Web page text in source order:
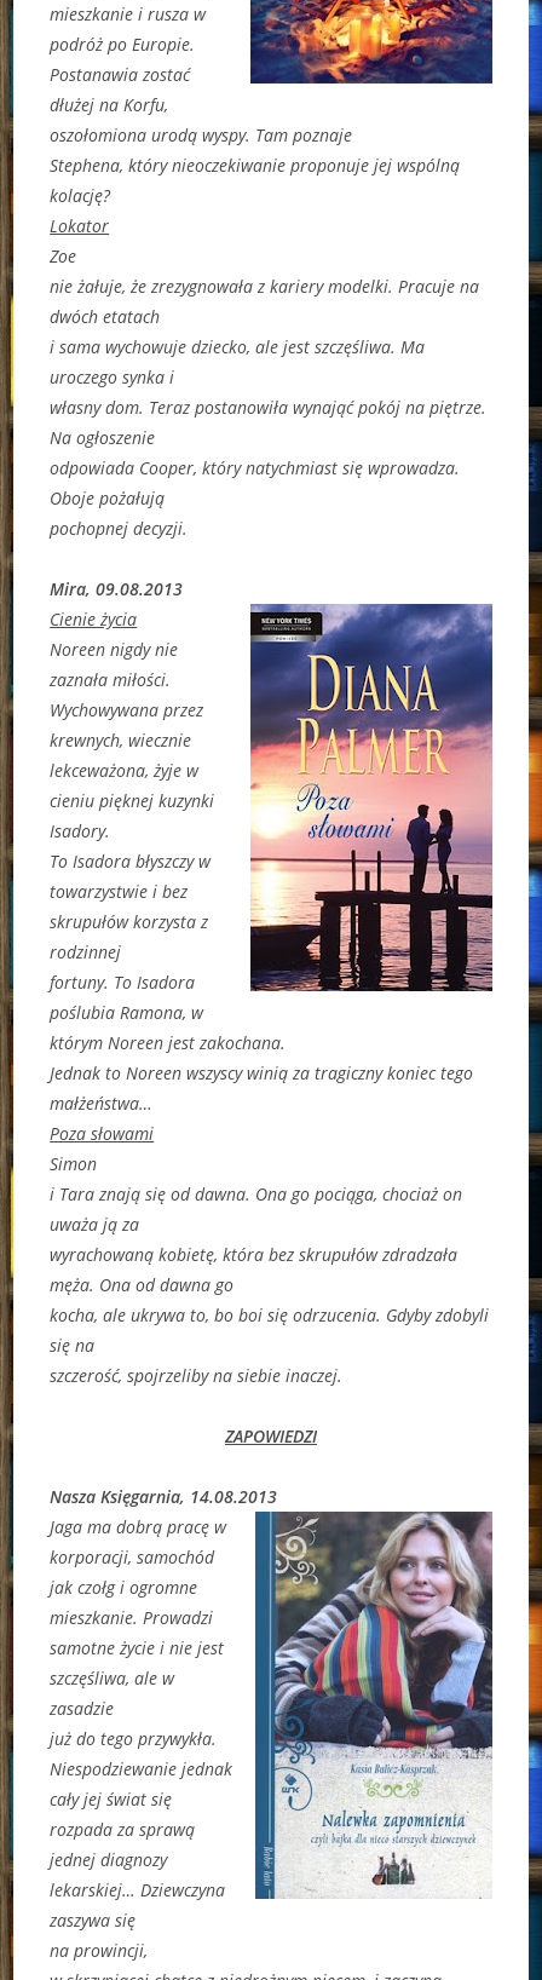
mieszkanie i rusza w
podróż po Europie.
Postanawia zostać
dłużej na Korfu,
oszołomiona urodą wyspy. Tam poznaje
Stephena, który nieoczekiwanie proponuje jej wspólną
kolację?
Lokator
Zoe
nie żałuje, że zrezygnowała z kariery modelki. Pracuje na
dwóch etatach
i sama wychowuje dziecko, ale jest szczęśliwa. Ma
uroczego synka i
własny dom. Teraz postanowiła wynająć pokój na piętrze.
Na ogłoszenie
odpowiada Cooper, który natychmiast się wprowadza.
Oboje pożałują
pochopnej decyzji.
Mira, 09.08.2013
Cienie życia
Noreen nigdy nie
zaznała miłości.
Wychowywana przez
krewnych, wiecznie
lekceważona, żyje w
cieniu pięknej kuzynki
Isadory.
To Isadora błyszczy w
towarzystwie i bez
skrupułów korzysta z
rodzinnej
fortuny. To Isadora
poślubia Ramona, w
którym Noreen jest zakochana.
Jednak to Noreen wszyscy winią za tragiczny koniec tego
małżeństwa…
Poza słowami
Simon
i Tara znają się od dawna. Ona go pociąga, chociaż on
uważa ją za
wyrachowaną kobietę, która bez skrupułów zdradzała
męża. Ona od dawna go
kocha, ale ukrywa to, bo boi się odrzucenia. Gdyby zdobyli
się na
szczerość, spojrzeliby na siebie inaczej.
ZAPOWIEDZI
Nasza Księgarnia, 14.08.2013
Jaga ma dobrą pracę w
korporacji, samochód
jak czołg i ogromne
mieszkanie. Prowadzi
samotne życie i nie jest
szczęśliwa, ale w
zasadzie
już do tego przywykła.
Niespodziewanie jednak
cały jej świat się
rozpada za sprawą
jednej diagnozy
lekarskiej… Dziewczyna
zaszywa się
na prowincji,